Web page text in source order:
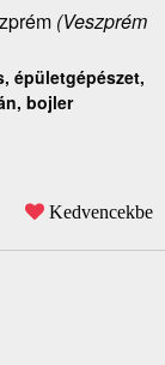
(Veszprém
épületgépészet,
bojler
Kedvencekbe